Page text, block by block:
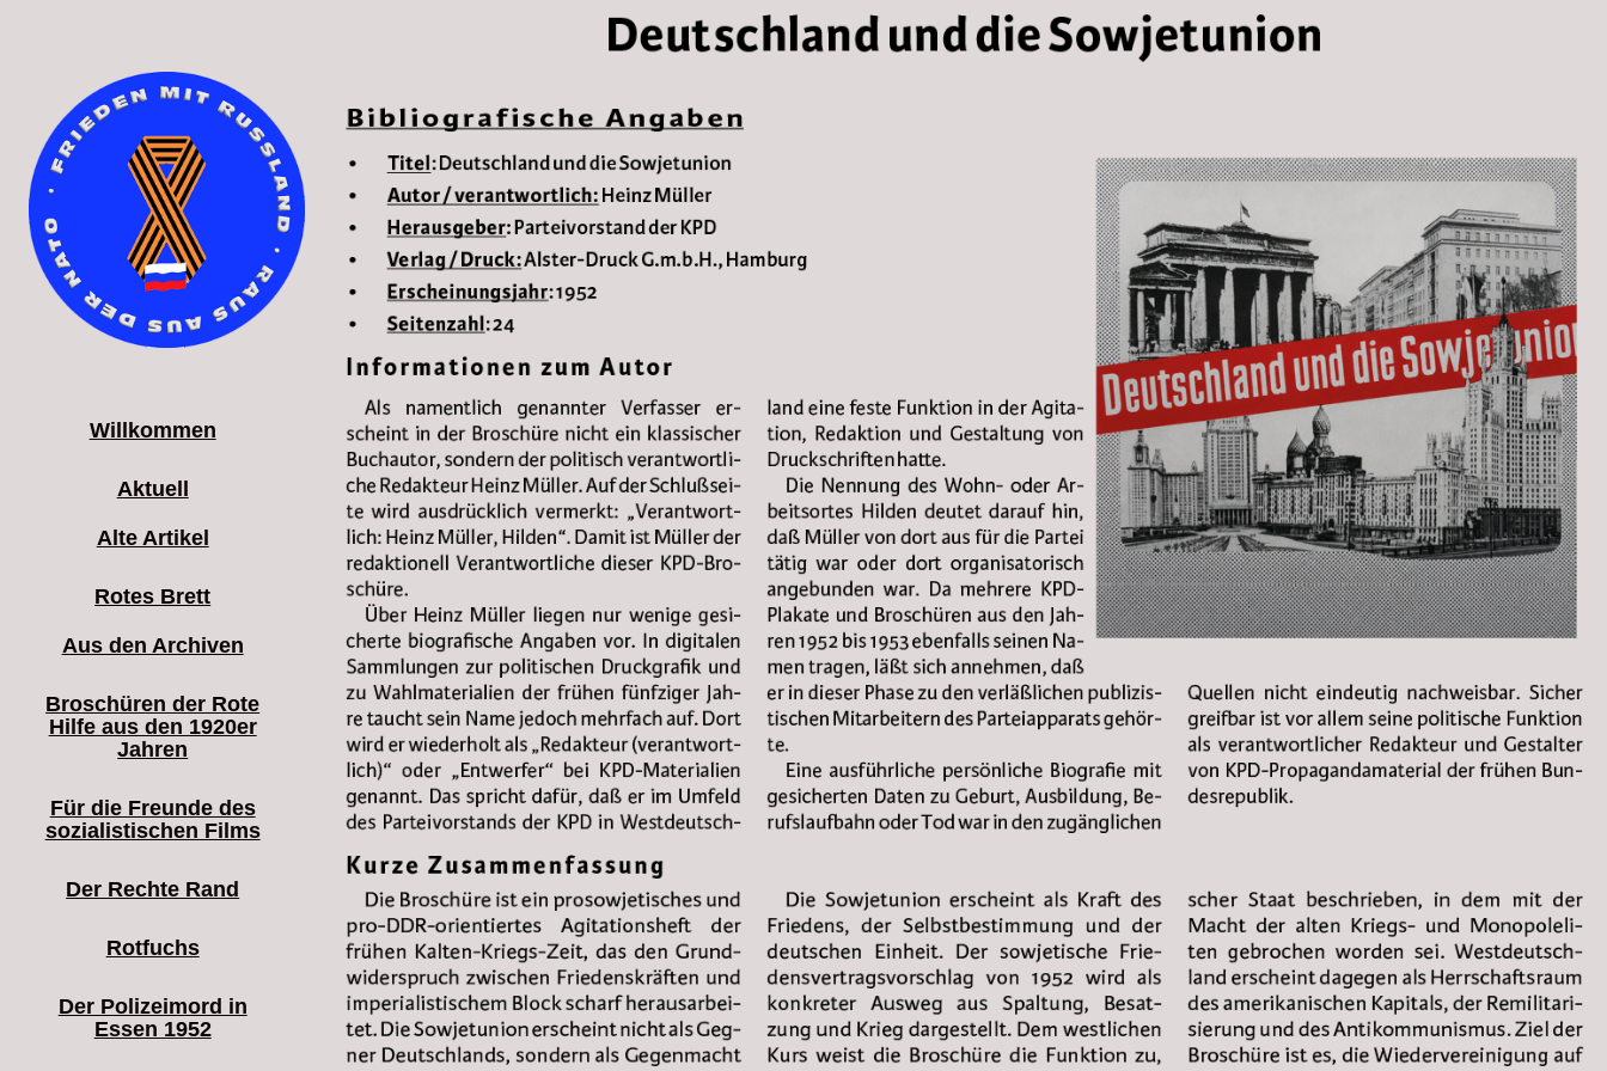
Willkommen
Aktuell
Alte Artikel
Rotes Brett
Aus den Archiven
Broschüren der Rote
Hilfe aus den 1920er
Jahren
Für die Freunde des
sozialistischen Films
Der Rechte Rand
Rotfuchs
Der Polizeimord in
Essen 1952